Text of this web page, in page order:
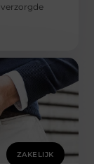
ZAKELIJK